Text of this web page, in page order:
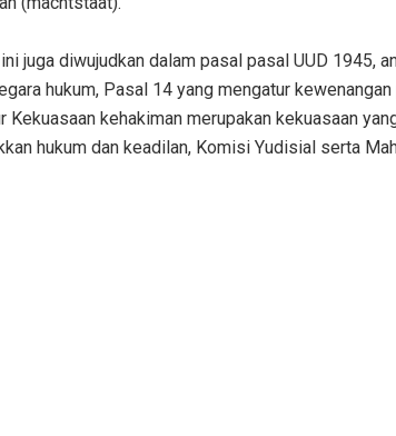
ini juga diwujudkan dalam pasal pasal UUD 1945,
hukum, ‎Pasal 14 yang mengatur
Kekuasaan kehakiman merupakan kekuasaan
hukum dan keadilan, ‎Komisi Yudisial serta